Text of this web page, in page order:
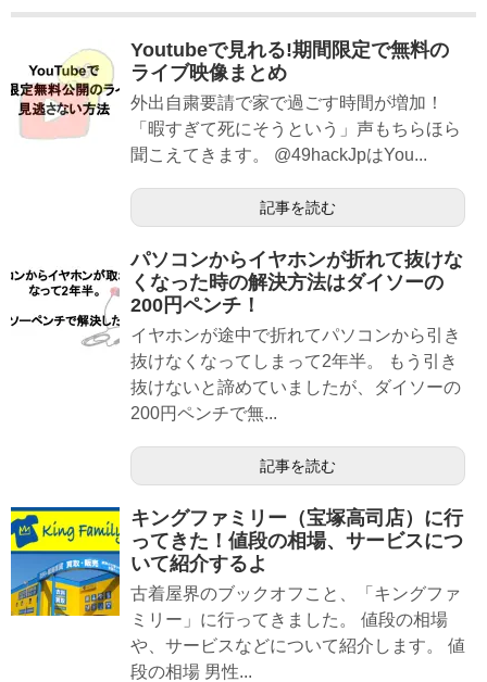
Youtubeで見れる!期間限定で無料の
ライブ映像まとめ
外出自粛要請で家で過ごす時間が増加！
「暇すぎて死にそうという」声もちらほら
聞こえてきます。 @49hackJpはYou...
記事を読む
パソコンからイヤホンが折れて抜けな
くなった時の解決方法はダイソーの
200円ペンチ！
イヤホンが途中で折れてパソコンから引き
抜けなくなってしまって2年半。 もう引き
抜けないと諦めていましたが、ダイソーの
200円ペンチで無...
記事を読む
キングファミリー（宝塚高司店）に行
ってきた！値段の相場、サービスにつ
いて紹介するよ
古着屋界のブックオフこと、「キングファ
ミリー」に行ってきました。 値段の相場
や、サービスなどについて紹介します。 値
段の相場 男性...